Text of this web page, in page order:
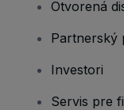
Otvorená
Partnerský
Investori
Servis pre